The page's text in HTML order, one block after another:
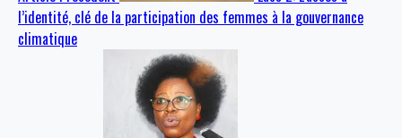
l’identité, clé de la participation des femmes à la gouvernance
climatique